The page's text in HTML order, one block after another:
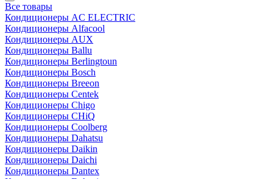
Все товары
Кондиционеры AC ELECTRIC
Кондиционеры Alfacool
Кондиционеры AUX
Кондиционеры Ballu
Кондиционеры Berlingtoun
Кондиционеры Bosch
Кондиционеры Breeon
Кондиционеры Centek
Кондиционеры Chigo
Кондиционеры CHiQ
Кондиционеры Coolberg
Кондиционеры Dahatsu
Кондиционеры Daikin
Кондиционеры Daichi
Кондиционеры Dantex